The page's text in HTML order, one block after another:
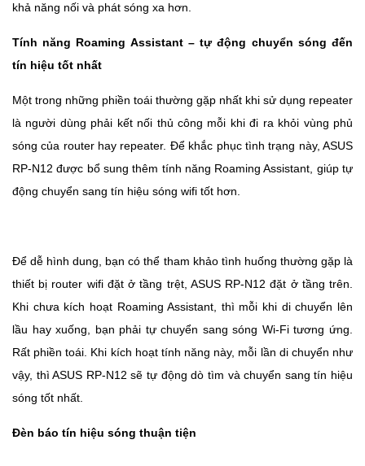
khả năng nối và phát sóng xa hơn.
Tính năng Roaming Assistant – tự động chuyển sóng đến
tín hiệu tốt nhất
Một trong những phiền toái thường gặp nhất khi sử dụng repeater
là người dùng phải kết nối thủ công mỗi khi đi ra khỏi vùng phủ
sóng của router hay repeater. Để khắc phục tình trạng này, ASUS
RP-N12 được bổ sung thêm tính năng Roaming Assistant, giúp tự
động chuyển sang tín hiệu sóng wifi tốt hơn.
Để dễ hình dung, bạn có thể tham khảo tình huống thường gặp là
thiết bị router wifi đặt ở tầng trệt, ASUS RP-N12 đặt ở tầng trên.
Khi chưa kích hoạt Roaming Assistant, thì mỗi khi di chuyển lên
lầu hay xuống, bạn phải tự chuyển sang sóng Wi-Fi tương ứng.
Rất phiền toái. Khi kích hoạt tính năng này, mỗi lần di chuyển như
vậy, thì ASUS RP-N12 sẽ tự động dò tìm và chuyển sang tín hiệu
sóng tốt nhất.
Đèn báo tín hiệu sóng thuận tiện